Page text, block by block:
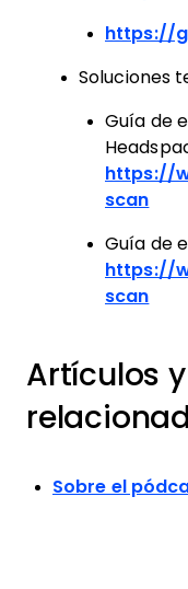
https://
Soluciones
Guía de
https://
scan
Guía de
https://
scan
Artículos
Sobre el